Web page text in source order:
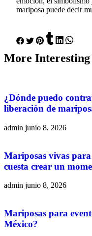
mariposa puede decir
More Interesting
¿Dónde puedo
liberación de
admin junio 8, 2026
Mariposas vivas
cuesta crear un
admin junio 8, 2026
Mariposas para
México?